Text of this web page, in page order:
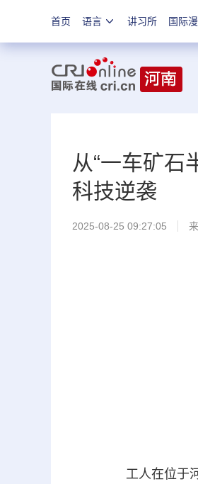
首页 语言 讲习所 国际
从“一车矿石
科技逆袭
2025-08-25 09:27:05
工人在位于